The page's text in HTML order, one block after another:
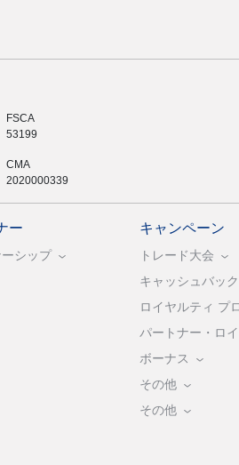
FSCA
53199
CMA
2020000339
ー
シップ
キャンペーン
トレード大会
キャッシュバック
ロイヤルティ プ
パートナー・ロ
ボーナス
その他
その他